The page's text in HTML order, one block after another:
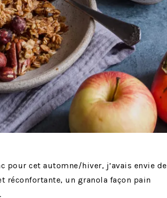
pour cet automne/hiver, j’avais envie de
réconfortante, un granola façon pain